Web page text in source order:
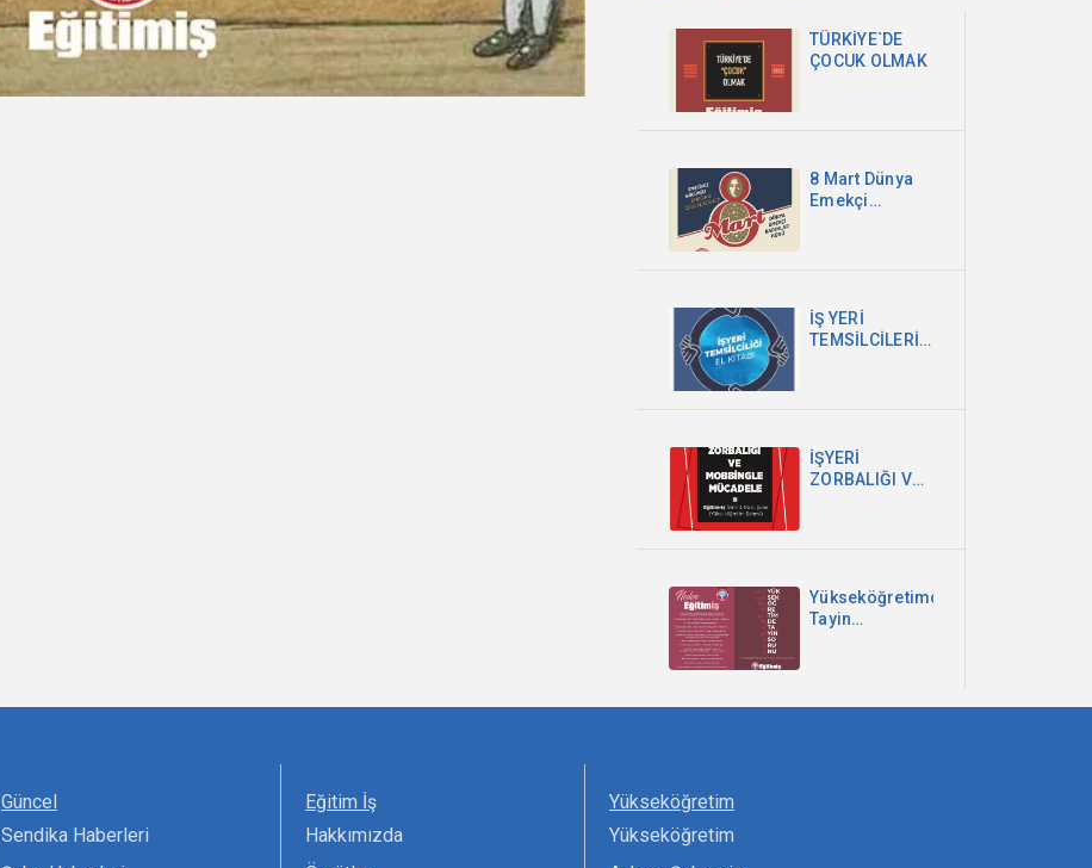
TÜRKİYE`DE
ÇOCUK OLMAK
8 Mart Dünya
Emekçi
İŞ YERİ
TEMSİLCİLERİ
İŞYERİ
ZORBALIĞI VE
Yükseköğretimde
Tayin
Önerilerimiz
Güncel
Sendika Haberleri
Eğitim İş
Hakkımızda
Yükseköğretim
Yükseköğretim